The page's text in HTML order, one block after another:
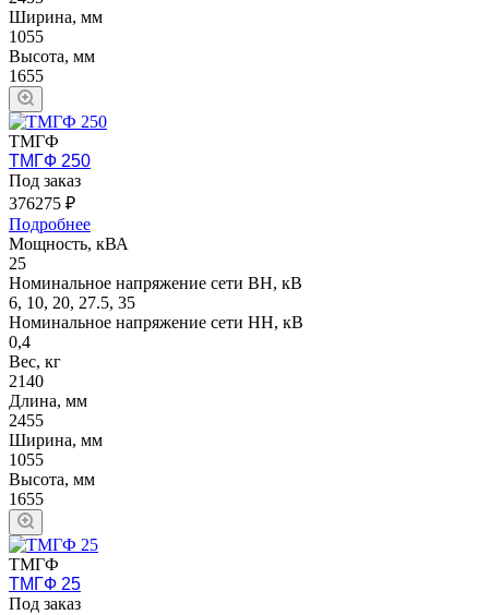
Ширина, мм
1055
Высота, мм
1655
ТМГФ
ТМГФ 250
Под заказ
376275 ₽
Подробнее
Мощность, кВА
25
Номинальное напряжение сети ВН, кВ
6, 10, 20, 27.5, 35
Номинальное напряжение сети НН, кВ
0,4
Вес, кг
2140
Длина, мм
2455
Ширина, мм
1055
Высота, мм
1655
ТМГФ
ТМГФ 25
Под заказ